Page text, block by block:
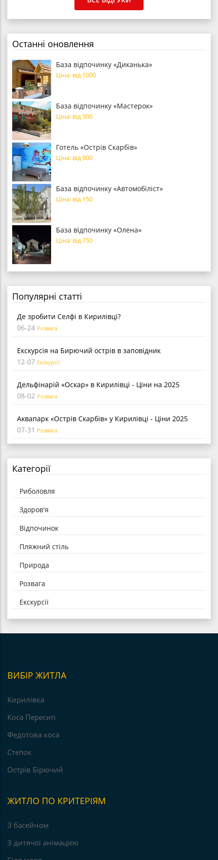
Останні оновлення
База відпочинку «Диканька»
Ціна: від 1000
База відпочинку «Мастерок»
Ціна: від 500
Готель «Острів Скарбів»
Ціна: від 900
База відпочинку «Автомобіліст»
Ціна: від 150
База відпочинку «Олена»
Ціна: від 750
Популярні статті
Де зробити Селфі в Кирилівці?
06-24 Розвага
Екскурсія на Бирючий острів в заповідник
12-07 Екскурсії
Дельфінарій «Оскар» в Кирилівці - Ціни на 2025
08-02 Розвага
Аквапарк «Острів Скарбів» у Кирилівці - Ціни 2025
07-31 Розвага
Категорії
Риболовля
Здоров'я
Відпочинок
Пляжний стіль
Природа
Розвага
Екскурсії
ВИБІР ЖИТЛА
Кирилівка
Коса Пересип
Федотова коса
Степок
Острів Бірючий
ЖИТЛО ПО КРИТЕРІЯМ
З басейном
З дитячої анімацією